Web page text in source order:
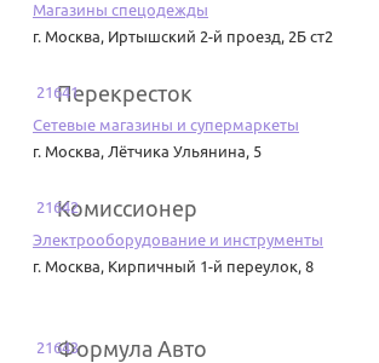
Магазины спецодежды
г. Москва, Иртышский 2-й проезд, 2Б ст2
21641Перекресток
Сетевые магазины и супермаркеты
г. Москва, Лётчика Ульянина, 5
21642Комиссионер
Электрооборудование и инструменты
г. Москва, Кирпичный 1-й переулок, 8
21643Формула Авто